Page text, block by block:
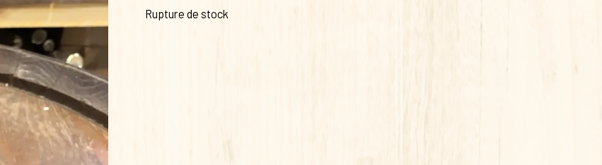
Rupture de stock